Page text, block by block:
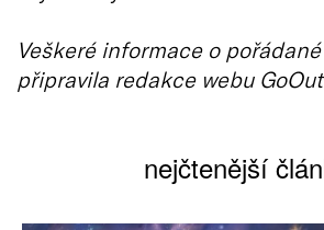
Veškeré informace o
připravila redakce webu
nejčtenější